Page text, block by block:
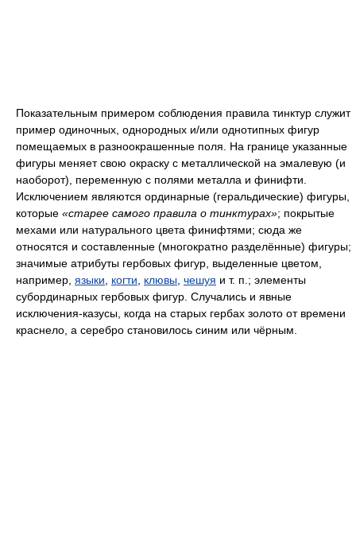
Показательным примером соблюдения правила тинктур служит
пример одиночных, однородных и/или однотипных фигур
помещаемых в разноокрашенные поля. На границе указанные
фигуры меняет свою окраску с металлической на эмалевую (и
наоборот), переменную с полями металла и финифти.
Исключением являются ординарные (геральдические) фигуры,
которые «старее самого правила о тинктурах»; покрытые
мехами или натурального цвета финифтями; сюда же
относятся и составленные (многократно разделённые) фигуры;
значимые атрибуты гербовых фигур, выделенные цветом,
например, языки когти клювы чешуя и т. п.; элементы
субординарных гербовых фигур. Случались и явные
исключения-казусы, когда на старых гербах золото от времени
краснело, а серебро становилось синим или чёрным.